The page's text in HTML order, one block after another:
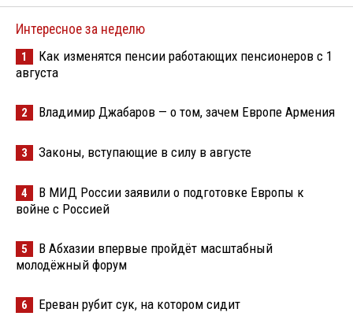
Интересное за неделю
1
Как изменятся пенсии работающих пенсионеров с 1
августа
2 Владимир Джабаров — о том, зачем Европе Армения
3 Законы, вступающие в силу в августе
4
В МИД России заявили о подготовке Европы к
войне с Россией
5
В Абхазии впервые пройдёт масштабный
молодёжный форум
6 Ереван рубит сук, на котором сидит